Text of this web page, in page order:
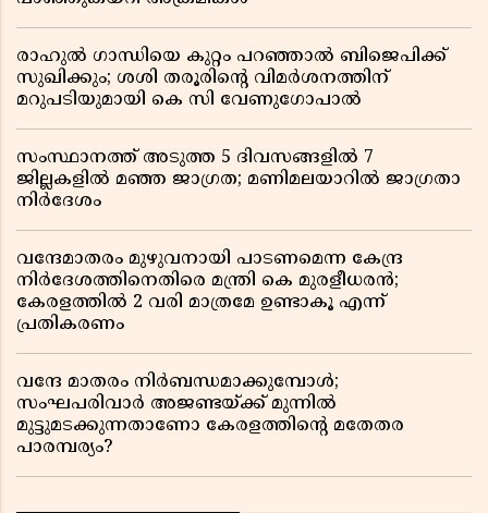
രാഹുൽ ഗാന്ധിയെ കുറ്റം പറഞ്ഞാൽ ബിജെപിക്ക്
സുഖിക്കും; ശശി തരൂരിന്റെ വിമർശനത്തിന്
മറുപടിയുമായി കെ സി വേണുഗോപാൽ
സംസ്ഥാനത്ത് അടുത്ത 5 ദിവസങ്ങളിൽ 7
ജില്ലകളിൽ മഞ്ഞ ജാഗ്രത; മണിമലയാറിൽ ജാഗ്രതാ
നിർദേശം
വന്ദേമാതരം മുഴുവനായി പാടണമെന്ന കേന്ദ്ര
നിർദേശത്തിനെതിരെ മന്ത്രി കെ മുരളീധരൻ;
കേരളത്തിൽ 2 വരി മാത്രമേ ഉണ്ടാകൂ എന്ന്
പ്രതികരണം
വന്ദേ മാതരം നിർബന്ധമാക്കുമ്പോൾ;
സംഘപരിവാർ അജണ്ടയ്ക്ക് മുന്നിൽ
മുട്ടുമടക്കുന്നതാണോ കേരളത്തിന്റെ മതേതര
പാരമ്പര്യം?